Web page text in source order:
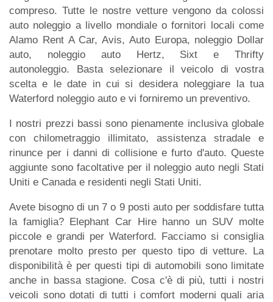
compreso. Tutte le nostre vetture vengono da colossi
auto noleggio a livello mondiale o fornitori locali come
Alamo Rent A Car, Avis, Auto Europa, noleggio Dollar
auto, noleggio auto Hertz, Sixt e Thrifty
autonoleggio. Basta selezionare il veicolo di vostra
scelta e le date in cui si desidera noleggiare la tua
Waterford noleggio auto e vi forniremo un preventivo.
I nostri prezzi bassi sono pienamente inclusiva globale
con chilometraggio illimitato, assistenza stradale e
rinunce per i danni di collisione e furto d'auto. Queste
aggiunte sono facoltative per il noleggio auto negli Stati
Uniti e Canada e residenti negli Stati Uniti.
Avete bisogno di un 7 o 9 posti auto per soddisfare tutta
la famiglia? Elephant Car Hire hanno un SUV molte
piccole e grandi per Waterford. Facciamo si consiglia
prenotare molto presto per questo tipo di vetture. La
disponibilità è per questi tipi di automobili sono limitate
anche in bassa stagione. Cosa c'è di più, tutti i nostri
veicoli sono dotati di tutti i comfort moderni quali aria